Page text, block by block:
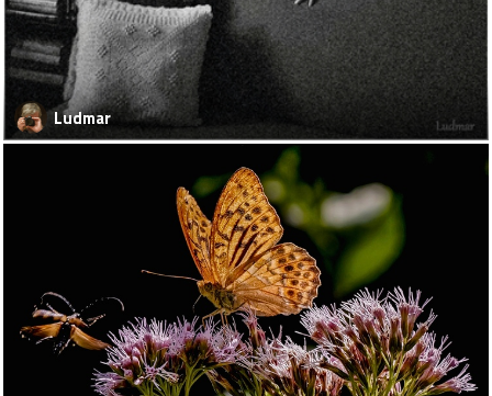
Ludmar